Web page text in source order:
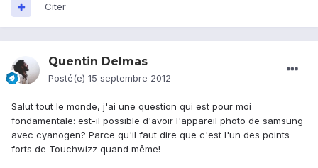
Citer
Quentin Delmas
Posté(e) 15 septembre 2012
Salut tout le monde, j'ai une question qui est pour moi
fondamentale: est-il possible d'avoir l'appareil photo de samsung
avec cyanogen? Parce qu'il faut dire que c'est l'un des points
forts de Touchwizz quand même!